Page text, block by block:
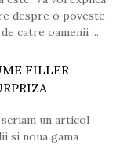
despre o poveste
catre oamenii ...
FILLER
un articol
si noua gama